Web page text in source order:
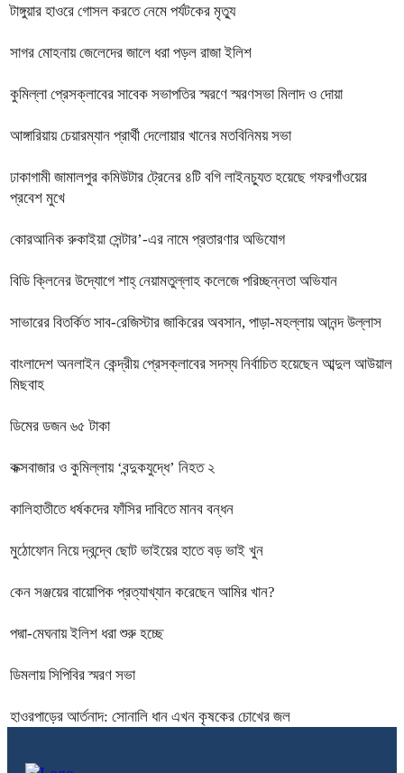
টাঙ্গুয়ার হাওরে গোসল করতে নেমে পর্যটকের মৃত্যু
সাগর মোহনায় জেলেদের জালে ধরা পড়ল রাজা ইলিশ
কুমিল্লা প্রেসক্লাবের সাবেক সভাপতির স্মরণে স্মরণসভা মিলাদ ও দোয়া
আঙ্গারিয়ায় চেয়ারম্যান প্রার্থী দেলোয়ার খানের মতবিনিময় সভা
ঢাকাগামী জামালপুর কমিউটার ট্রেনের ৪টি বগি লাইনচ্যুত হয়েছে গফরগাঁওয়ের
প্রবেশ মুখে
কোরআনিক রুকাইয়া সেন্টার’-এর নামে প্রতারণার অভিযোগ
বিডি ক্লিনের উদ্যোগে শাহ্ নেয়ামতুল্লাহ কলেজে পরিচ্ছন্নতা অভিযান
সাভারের বিতর্কিত সাব-রেজিস্টার জাকিরের অবসান, পাড়া-মহল্লায় আনন্দ উল্লাস
বাংলাদেশ অনলাইন কেন্দ্রীয় প্রেসক্লাবের সদস্য নির্বাচিত হয়েছেন আব্দুল আউয়াল
মিছবাহ
ডিমের ডজন ৬৫ টাকা
কক্সবাজার ও কুমিল্লায় ‘বন্দুকযুদ্ধে’ নিহত ২
কালিহাতীতে ধর্ষকদের ফাঁসির দাবিতে মানব বন্ধন
মুঠোফোন নিয়ে দ্বন্দ্বে ছোট ভাইয়ের হাতে বড় ভাই খুন
কেন সঞ্জয়ের বায়োপিক প্রত্যাখ্যান করেছেন আমির খান?
পদ্মা-মেঘনায় ইলিশ ধরা শুরু হচ্ছে
ডিমলায় সিপিবির স্মরণ সভা
হাওরপাড়ের আর্তনাদ: সোনালি ধান এখন কৃষকের চোখের জল